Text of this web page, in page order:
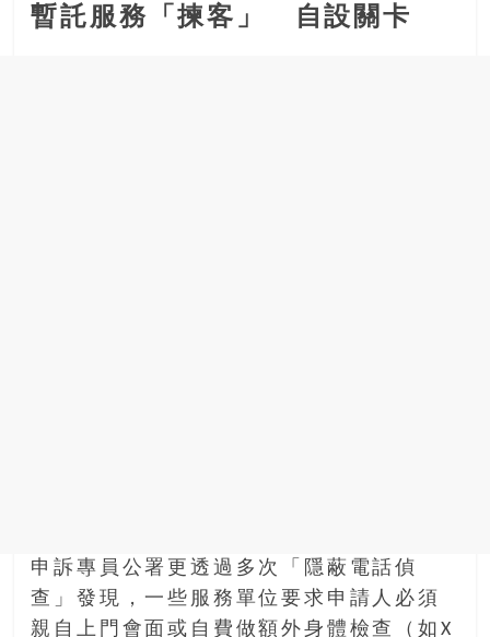
暫託服務「揀客」 自設關卡
申訴專員公署更透過多次「隱蔽電話偵
查」發現，一些服務單位要求申請人必須
親自上門會面或自費做額外身體檢查（如X